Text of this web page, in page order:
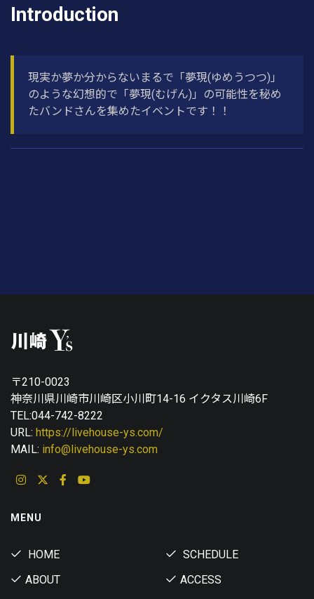
Introduction
現実か夢か分からないまるで「夢現(ゆめうつつ)」
のような幻想的で「夢現(むげん)」の可能性を秘め
たバンドさんを集めたイベントです！！
〒210-0023
神奈川県川崎市川崎区小川町14-16 イクタス川崎6F
TEL:044-742-8222
URL: https://livehouse-ys.com/
MAIL: info@livehouse-ys.com
MENU
HOME
SCHEDULE
ABOUT
ACCESS